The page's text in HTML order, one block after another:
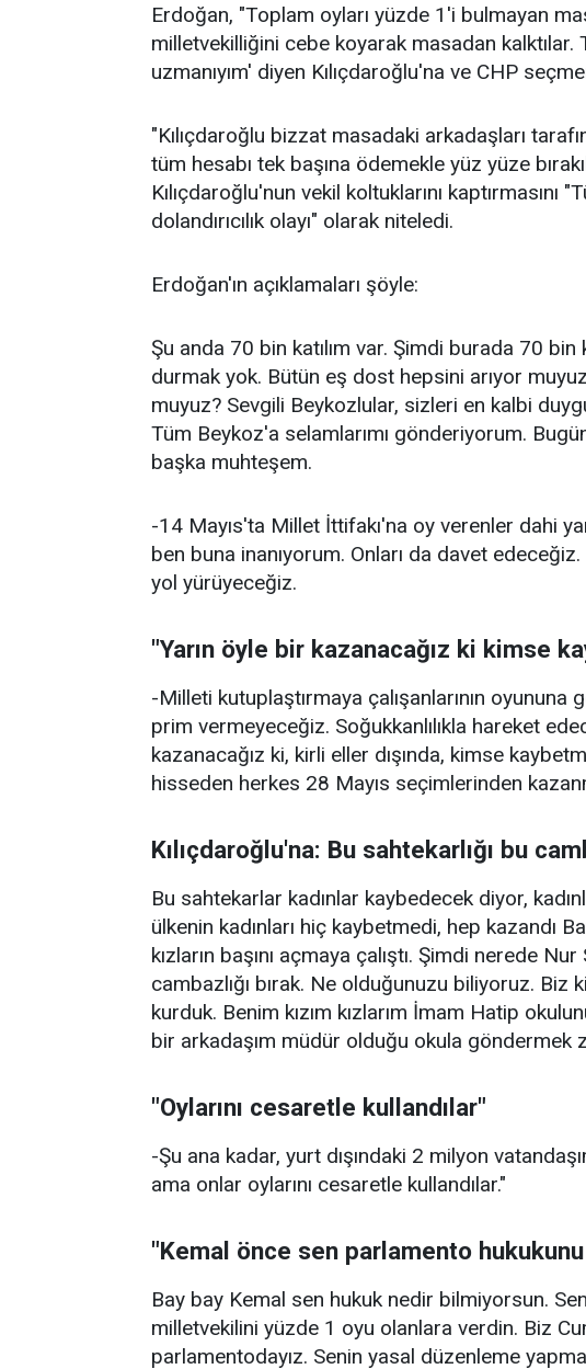
Erdoğan, "Toplam oyları yüzde 1'i bulmayan
milletvekilliğini cebe koyarak masadan kalktılar.
uzmanıyım' diyen Kılıçdaroğlu'na ve CHP
"Kılıçdaroğlu bizzat masadaki arkadaşları
tüm hesabı tek başına ödemekle yüz yüze
Kılıçdaroğlu'nun vekil koltuklarını
dolandırıcılık olayı" olarak niteledi.
Erdoğan'ın açıklamaları şöyle:
Şu anda 70 bin katılım var. Şimdi burada 70
durmak yok. Bütün eş dost hepsini arıyor
muyuz? Sevgili Beykozlular, sizleri en kalbi
Tüm Beykoz'a selamlarımı gönderiyorum.
başka muhteşem.
-14 Mayıs'ta Millet İttifakı'na oy verenler dahi
ben buna inanıyorum. Onları da davet
yol yürüyeceğiz.
"Yarın öyle bir kazanacağız ki kimse
-Milleti kutuplaştırmaya çalışanlarının oyununa
prim vermeyeceğiz. Soğukkanlılıkla hareket
kazanacağız ki, kirli eller dışında, kimse
hisseden herkes 28 Mayıs seçimlerinden
Kılıçdaroğlu'na: Bu sahtekarlığı bu
Bu sahtekarlar kadınlar kaybedecek diyor,
ülkenin kadınları hiç kaybetmedi, hep kazandı
kızların başını açmaya çalıştı. Şimdi nerede
cambazlığı bırak. Ne olduğunuzu biliyoruz. Biz
kurduk. Benim kızım kızlarım İmam Hatip
bir arkadaşım müdür olduğu okula göndermek
"Oylarını cesaretle kullandılar"
-Şu ana kadar, yurt dışındaki 2 milyon
ama onlar oylarını cesaretle kullandılar."
"Kemal önce sen parlamento
Bay bay Kemal sen hukuk nedir bilmiyorsun.
milletvekilini yüzde 1 oyu olanlara verdin. Biz
parlamentodayız. Senin yasal düzenleme